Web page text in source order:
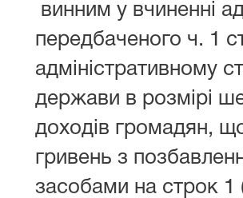
винним у вчиненні
передбаченого ч. 1
адміністративному
держави в розмірі
доходів громадян,
гривень з
засобами на строк 1